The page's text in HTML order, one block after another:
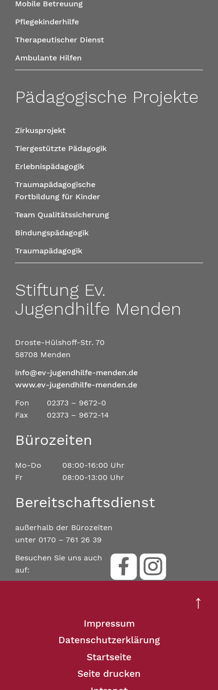
Mobile Betreuung
Pflegekinderhilfe
Therapeutischer Dienst
Ambulante Hilfen
Pädagogische Projekte
Zirkusprojekt
Tiergestützte Pädagogik
Erlebnispädagogik
Traumapädagogische
Fortbildung für Kinder
Team Qualitätssicherung
Bindungspädagogik
Traumapädagogik
Stiftung Ev.
Jugendhilfe Menden
Droste-Hülshoff-Str. 70
58708 Menden
info@ev-jugendhilfe-menden.de
www.ev-jugendhilfe-menden.de
Fon
02373 – 9672-0
Fax
02373 – 9672-14
Bürozeiten
Mo-Do
08:00-16:00 Uhr
Fr
08:00-13:00 Uhr
Bereitschaftsdienst
außerhalb der Bürozeiten
unter 0170 – 761 26 39
Besuchen Sie uns auch
auf:
↑
Impressum
Datenschutzerklärung
Startseite
Seite drucken